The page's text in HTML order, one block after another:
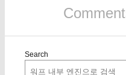
Search